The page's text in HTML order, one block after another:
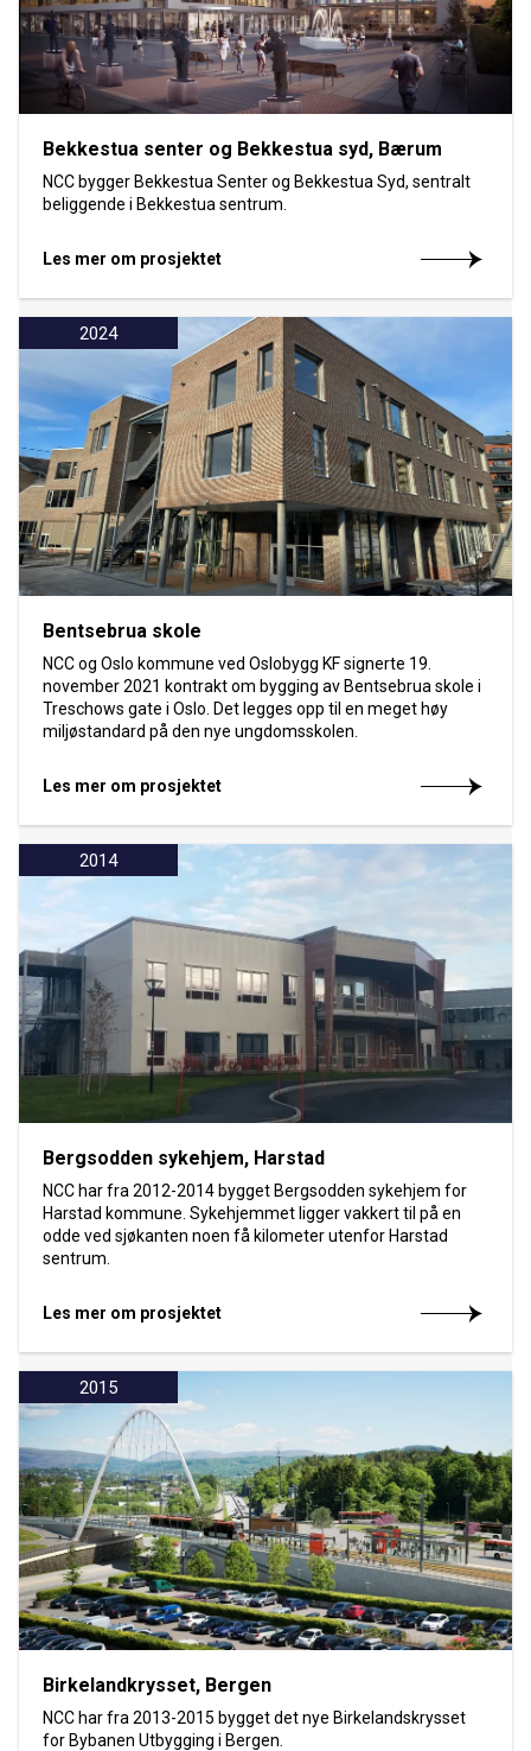
Bekkestua senter og Bekkestua syd, Bærum
NCC bygger Bekkestua Senter og Bekkestua Syd, sentralt
beliggende i Bekkestua sentrum.
Les mer om prosjektet
2024
Bentsebrua skole
NCC og Oslo kommune ved Oslobygg KF signerte 19.
november 2021 kontrakt om bygging av Bentsebrua skole i
Treschows gate i Oslo. Det legges opp til en meget høy
miljøstandard på den nye ungdomsskolen.
Les mer om prosjektet
2014
Bergsodden sykehjem, Harstad
NCC har fra 2012-2014 bygget Bergsodden sykehjem for
Harstad kommune. Sykehjemmet ligger vakkert til på en
odde ved sjøkanten noen få kilometer utenfor Harstad
sentrum.
Les mer om prosjektet
2015
Birkelandkrysset, Bergen
NCC har fra 2013-2015 bygget det nye Birkelandskrysset
for Bybanen Utbygging i Bergen.